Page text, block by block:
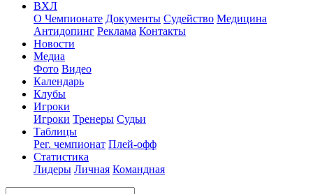
ВХЛ
О Чемпионате Документы Судейство Медицина
Антидопинг Реклама Контакты
Новости
Медиа
Фото Видео
Календарь
Клубы
Игроки
Игроки Тренеры Судьи
Таблицы
Рег. чемпионат Плей-офф
Статистика
Лидеры Личная Командная